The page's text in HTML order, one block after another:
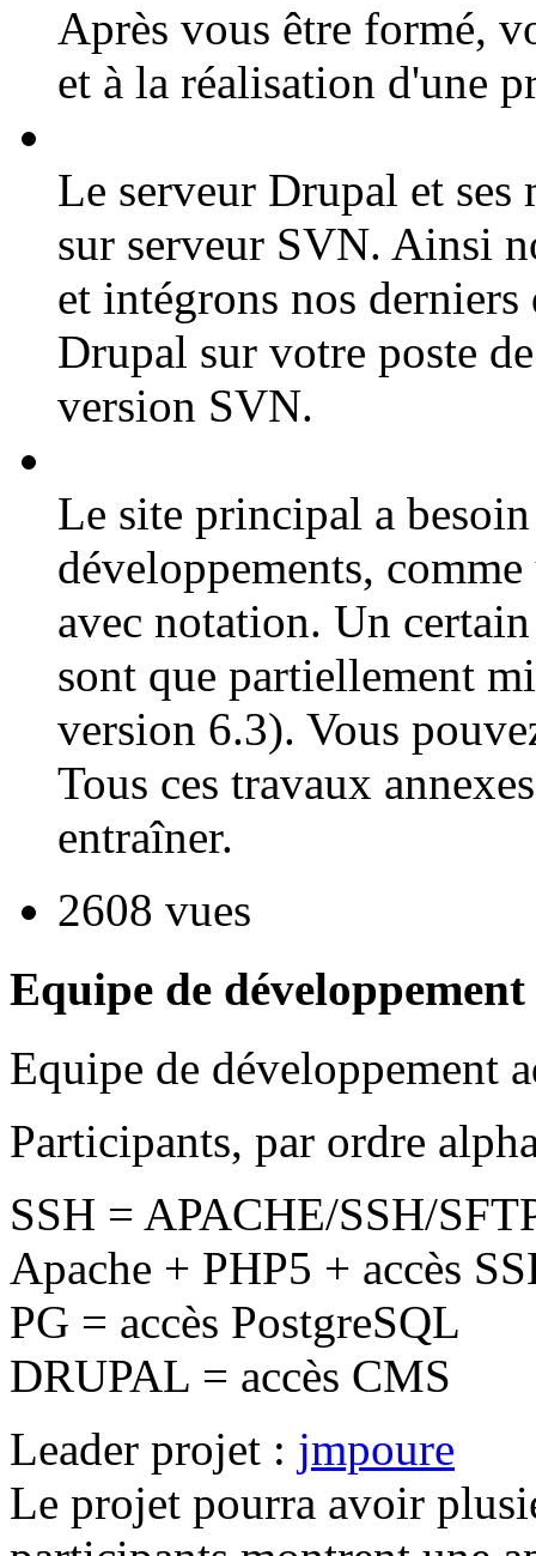
Après vous être formé,
et à la réalisation d'une
Le serveur Drupal et ses
sur serveur SVN. Ainsi
et intégrons nos
Drupal sur votre poste
version SVN.
Le site principal a
développements,
avec notation. Un
sont que partiellement
version 6.3). Vous
Tous ces travaux
entraîner.
2608 vues
Equipe de développement
Equipe de développement
Participants, par ordre
SSH = APACHE/SSH/
Apache + PHP5 + accès
PG = accès PostgreSQL
DRUPAL = accès CMS
Leader projet : jmpoure
Le projet pourra avoir